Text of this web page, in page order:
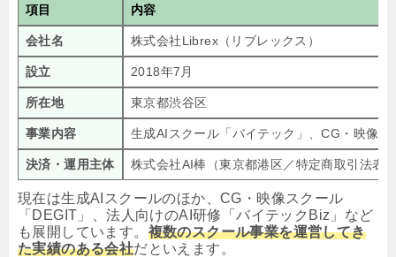
項目 内容
会社名 株式会社Librex（リブレックス）
設立 2018年7月
所在地 東京都渋谷区
事業内容 生成AIスクール「バイテック」、CG・映像
決済・運用主体 株式会社AI棒（東京都港区／特定商取引法表
現在は生成AIスクールのほか、CG・映像スクール
「DEGIT」、法人向けのAI研修「バイテックBiz」など
も展開しています。 複数のスクール事業を運営してき
た実績のある会社だといえます。